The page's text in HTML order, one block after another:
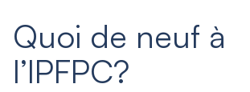
Quoi de neuf à
l’IPFPC?